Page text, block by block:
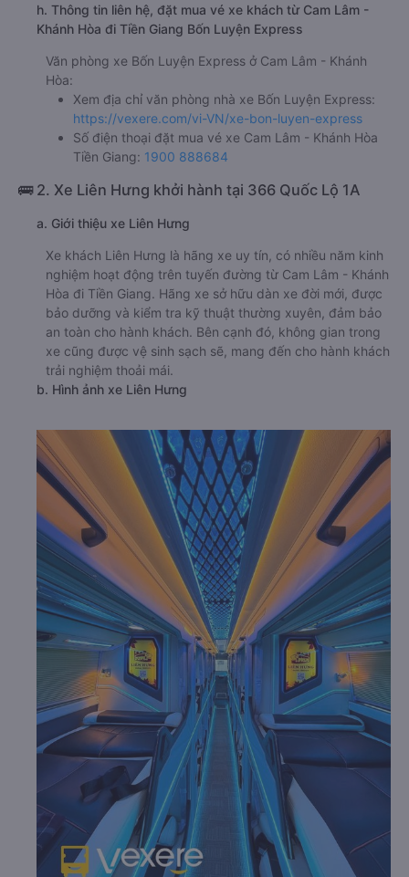
h. Thông tin liên hệ, đặt mua vé xe khách từ Cam Lâm -
Khánh Hòa đi Tiền Giang Bốn Luyện Express
Văn phòng xe Bốn Luyện Express ở Cam Lâm - Khánh
Hòa:
Xem địa chỉ văn phòng nhà xe Bốn Luyện Express:
https://vexere.com/vi-VN/xe-bon-luyen-express
Số điện thoại đặt mua vé xe Cam Lâm - Khánh Hòa
Tiền Giang: 1900 888684
🚌 2. Xe Liên Hưng khởi hành tại 366 Quốc Lộ 1A
a. Giới thiệu xe Liên Hưng
Xe khách Liên Hưng là hãng xe uy tín, có nhiều năm kinh
nghiệm hoạt động trên tuyến đường từ Cam Lâm - Khánh
Hòa đi Tiền Giang. Hãng xe sở hữu dàn xe đời mới, được
bảo dưỡng và kiểm tra kỹ thuật thường xuyên, đảm bảo
an toàn cho hành khách. Bên cạnh đó, không gian trong
xe cũng được vệ sinh sạch sẽ, mang đến cho hành khách
trải nghiệm thoải mái.
b. Hình ảnh xe Liên Hưng